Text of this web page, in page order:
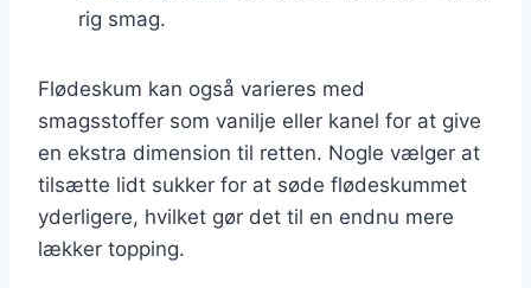
rig smag.
Flødeskum kan også varieres med
smagsstoffer som vanilje eller kanel for at give
en ekstra dimension til retten. Nogle vælger at
tilsætte lidt sukker for at søde flødeskummet
yderligere, hvilket gør det til en endnu mere
lækker topping.